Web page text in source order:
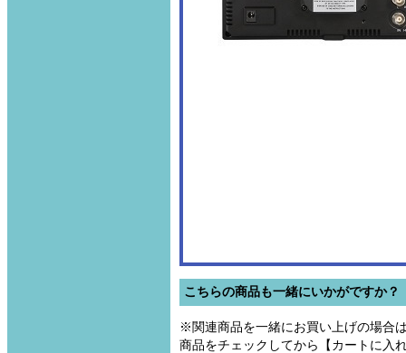
こちらの商品も一緒にいかがですか？
※関連商品を一緒にお買い上げの場合
商品をチェックしてから【カートに入